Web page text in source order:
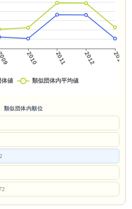
類似団体内順位